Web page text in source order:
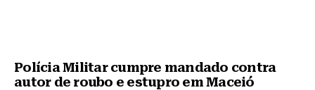
Polícia Militar cumpre mandado contra
autor de roubo e estupro em Maceió